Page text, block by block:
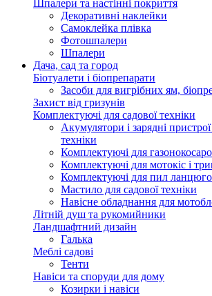
Шпалери та настінні покриття
Декоративні наклейки
Самоклейка плівка
Фотошпалери
Шпалери
Дача, сад та город
Біотуалети і біопрепарати
Засоби для вигрібних ям,
Захист від гризунів
Комплектуючі для садової техніки
Акумулятори і зарядні
техніки
Комплектуючі для
Комплектуючі для мотокіс і
Комплектуючі для пил
Мастило для садової техніки
Навісне обладнання для
Літній душ та рукомийники
Ландшафтний дизайн
Галька
Меблі садові
Тенти
Навіси та споруди для дому
Козирки і навіси